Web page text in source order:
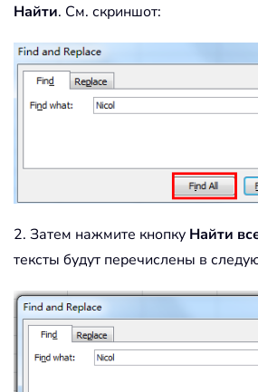
Найти. См. скриншот:
2. Затем нажмите кнопку Найти
тексты будут перечислены в